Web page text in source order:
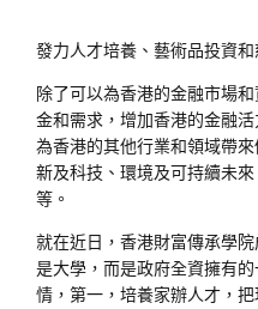
發力人才培養、藝術品投資和
除了可以為香港的金融市場
金和需求，增加香港的金融
為香港的其他行業和領域帶
新及科技、環境及可持續未
等。
就在近日，香港財富傳承學
是大學，而是政府全資擁有
情，第一，培養家辦人才，